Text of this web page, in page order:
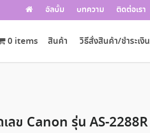
อัลบั้ม บทความ ติดต่อเรา
สินค้า วิธีสั่งสินค้า/ชำระเงิน
0 items
เลข Canon รุ่น AS-2288R